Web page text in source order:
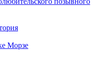
Морзе